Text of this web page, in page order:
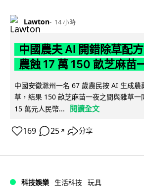
Lawton 14 小時
中國農夫 AI 開錯除草配
農蝕 17 萬 150 畝芝麻苗
中國安徽滁州一名 67 歲農民按 AI 生成農
草，結果 150 畝芝麻苗一夜之間與雜草一
15 萬元人民幣...
閱讀全文
169 25 ↗ 分享
科技娛樂 生活科技 玩具